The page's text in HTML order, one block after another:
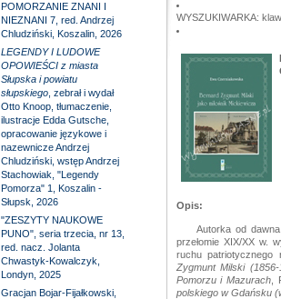
POMORZANIE ZNANI I
NIEZNANI 7, red. Andrzej
Chludziński, Koszalin, 2026
LEGENDY I LUDOWE
OPOWIEŚCI z miasta
Słupska i powiatu
słupskiego, zebrał i wydał
Otto Knoop, tłumaczenie,
ilustracje Edda Gutsche,
opracowanie językowe i
nazewnicze Andrzej
Chludziński, wstęp Andrzej
Stachowiak, "Legendy
Pomorza" 1, Koszalin -
Słupsk, 2026
"ZESZYTY NAUKOWE
PUNO", seria trzecia, nr 13,
red. nacz. Jolanta
Chwastyk-Kowalczyk,
Londyn, 2025
Gracjan Bojar-Fijałkowski,
WYSZUKIWARKA:
Opis:
Autorka od
przełomie XIX/XX w.
ruchu
Zygmunt Milski
Pomorzu i Mazurach
polskiego w Gdańsku